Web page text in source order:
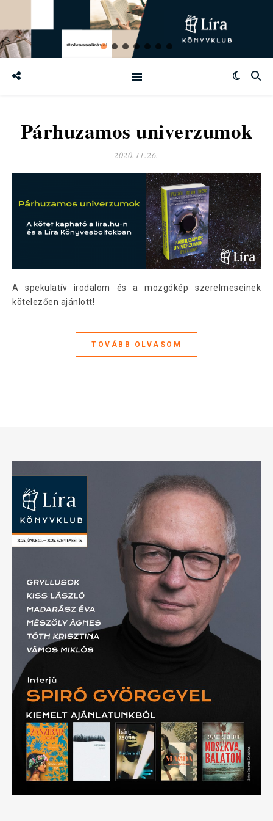
Párhuzamos univerzumok
2020.11.26.
A spekulatív irodalom és a mozgókép szerelmeseinek
kötelezően ajánlott!
TOVÁBB OLVASOM